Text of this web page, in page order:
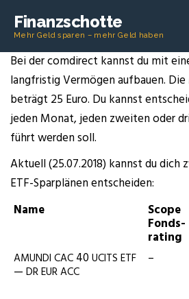
Finanzschotte
Mehr Geld sparen – mehr Geld haben
Bei der com­di­rect kannst du mit
lang­fris­tig Ver­mö­gen auf­bau­en.
beträgt 25 Euro. Du kannst
jeden Monat, jeden zwei­ten oder
führt wer­den soll.
Aktu­ell (25.07.2018) kannst du dich
ETF-Spar­plä­nen entscheiden:
Name
Scope
Fonds­
ra­ting
AMUNDI CAC 40 UCITS ETF
— DREURACC
–